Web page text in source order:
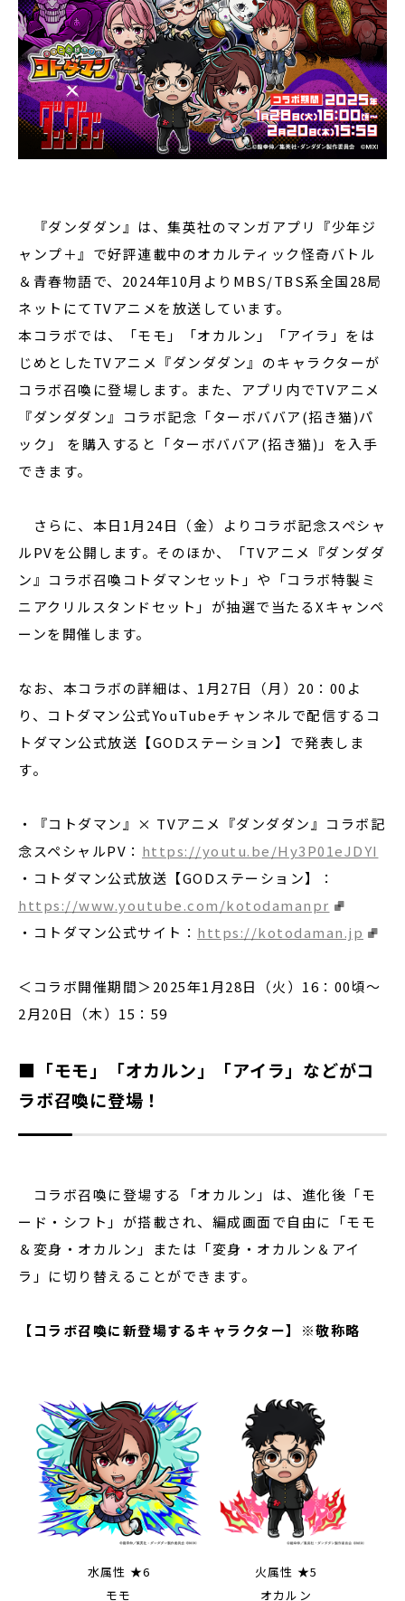
『ダンダダン』は、集英社のマンガアプリ『少年ジ
ャンプ＋』で好評連載中のオカルティック怪奇バトル
＆青春物語で、2024年10月よりMBS/TBS系全国28局
ネットにてTVアニメを放送しています。
本コラボでは、「モモ」「オカルン」「アイラ」をは
じめとしたTVアニメ『ダンダダン』のキャラクターが
コラボ召喚に登場します。また、アプリ内でTVアニメ
『ダンダダン』コラボ記念「ターボババア(招き猫)パ
ック」 を購入すると「ターボババア(招き猫)」を入手
できます。
さらに、本日1月24日（金）よりコラボ記念スペシャ
ルPVを公開します。そのほか、「TVアニメ『ダンダダ
ン』コラボ召喚コトダマンセット」や「コラボ特製ミ
ニアクリルスタンドセット」が抽選で当たるXキャンペ
ーンを開催します。
なお、本コラボの詳細は、1月27日（月）20：00よ
り、コトダマン公式YouTubeチャンネルで配信するコ
トダマン公式放送【GODステーション】で発表しま
す。
・『コトダマン』× TVアニメ『ダンダダン』コラボ記
念スペシャルPV： https://youtu.be/Hy3P01eJDYI
・コトダマン公式放送【GODステーション】：
https://www.youtube.com/kotodamanpr
・コトダマン公式サイト： https://kotodaman.jp
＜コラボ開催期間＞2025年1月28日（火）16：00頃〜
2月20日（木）15：59
■「モモ」「オカルン」「アイラ」などがコ
ラボ召喚に登場！
コラボ召喚に登場する「オカルン」は、進化後「モ
ード・シフト」が搭載され、編成画面で自由に「モモ
＆変身・オカルン」または「変身・オカルン＆アイ
ラ」に切り替えることができます。
【コラボ召喚に新登場するキャラクター】※敬称略
水属性 ★6
モモ
火属性 ★5
オカルン